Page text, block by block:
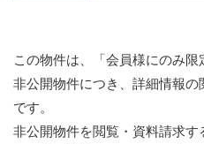
この物件は、「会員様にのみ限
非公開物件につき、詳細情報
です。
非公開物件を閲覧・資料請求す